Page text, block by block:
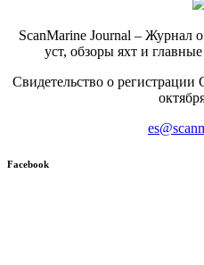
ScanMarine Journal – Журнал
уст, обзоры яхт и
Свидетельство о
Facebook